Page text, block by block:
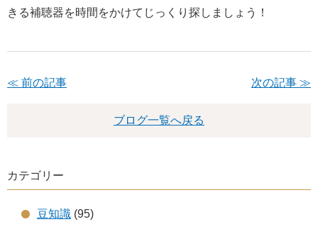
きる補聴器を時間をかけてじっくり探しましょう！
≪ 前の記事 次の記事 ≫
ブログ一覧へ戻る
カテゴリー
豆知識 (95)